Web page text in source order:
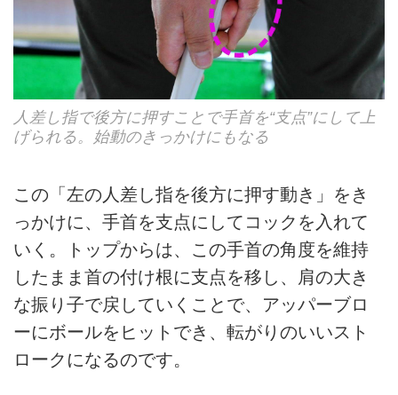
人差し指で後方に押すことで手首を“支点”にして上
げられる。始動のきっかけにもなる
この「左の人差し指を後方に押す動き」をき
っかけに、手首を支点にしてコックを入れて
いく。トップからは、この手首の角度を維持
したまま首の付け根に支点を移し、肩の大き
な振り子で戻していくことで、アッパーブロ
ーにボールをヒットでき、転がりのいいスト
ロークになるのです。